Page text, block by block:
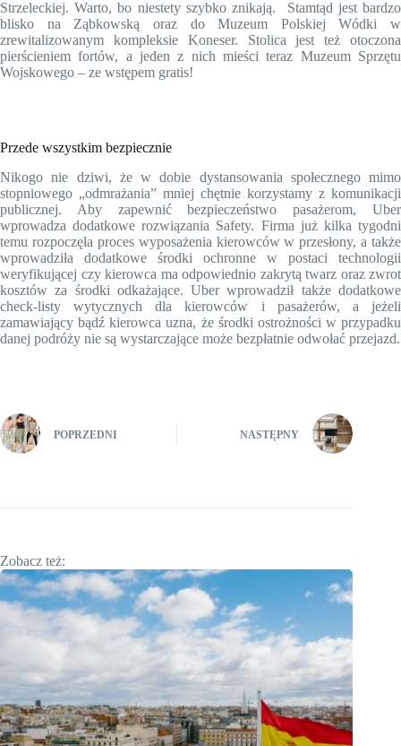
Strzeleckiej. Warto, bo niestety szybko znikają. Stamtąd jest bardzo
blisko na Ząbkowską oraz do Muzeum Polskiej Wódki w
zrewitalizowanym kompleksie Koneser. Stolica jest też otoczona
pierścieniem fortów, a jeden z nich mieści teraz Muzeum Sprzętu
Wojskowego – ze wstępem gratis!
Przede wszystkim bezpiecznie
Nikogo nie dziwi, że w dobie dystansowania społecznego mimo
stopniowego „odmrażania” mniej chętnie korzystamy z komunikacji
publicznej. Aby zapewnić bezpieczeństwo pasażerom, Uber
wprowadza dodatkowe rozwiązania Safety. Firma już kilka tygodni
temu rozpoczęła proces wyposażenia kierowców w przesłony, a także
wprowadziła dodatkowe środki ochronne w postaci technologii
weryfikującej czy kierowca ma odpowiednio zakrytą twarz oraz zwrot
kosztów za środki odkażające. Uber wprowadził także dodatkowe
check-listy wytycznych dla kierowców i pasażerów, a jeżeli
zamawiający bądź kierowca uzna, że środki ostrożności w przypadku
danej podróży nie są wystarczające może bezpłatnie odwołać przejazd.
POPRZEDNI NASTĘPNY
Zobacz też: